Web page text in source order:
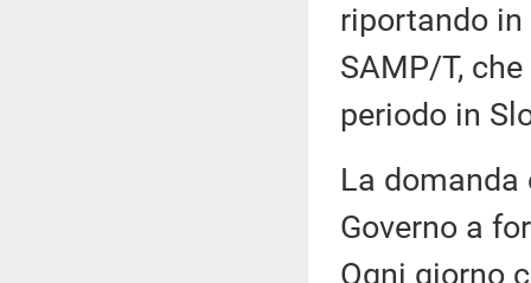
riportando
SAMP/T,
periodo in
La
Governo a
Ogni giorno